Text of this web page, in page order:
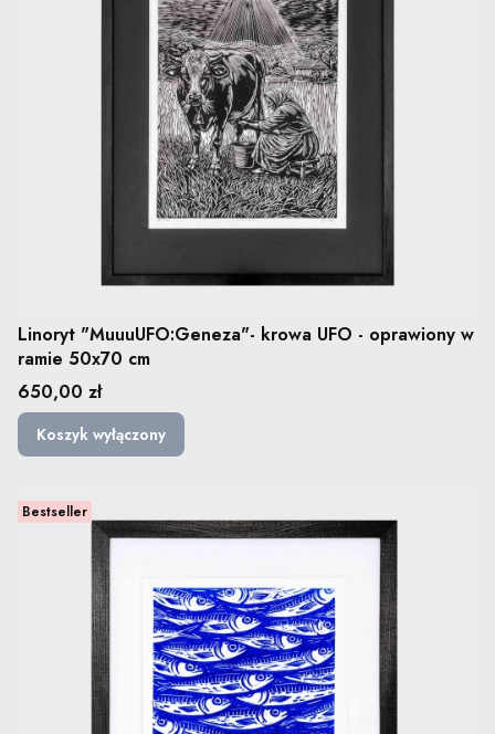
Linoryt "MuuuUFO:Geneza"- krowa UFO - oprawiony w
ramie 50x70 cm
Cena
650,00 zł
Koszyk wyłączony
Bestseller